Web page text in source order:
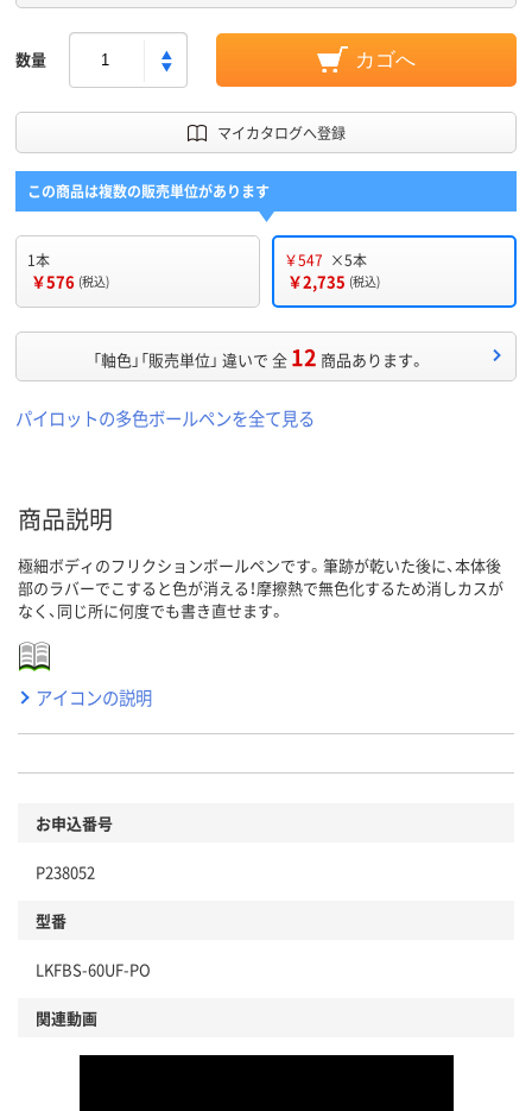
数量 カゴへ
マイカタログへ登録
この商品は複数の販売単位があります
1本
￥576 (税込)
￥547 ×5本
￥2,735 (税込)
「軸色」「販売単位」 違いで 全 12 商品あります。
パイロットの多色ボールペンを全て見る
商品説明
極細ボディのフリクションボールペンです。筆跡が乾いた後に、本体後
部のラバーでこすると色が消える！摩擦熱で無色化するため消しカスが
なく、同じ所に何度でも書き直せます。
アイコンの説明
お申込番号
P238052
型番
LKFBS-60UF-PO
関連動画